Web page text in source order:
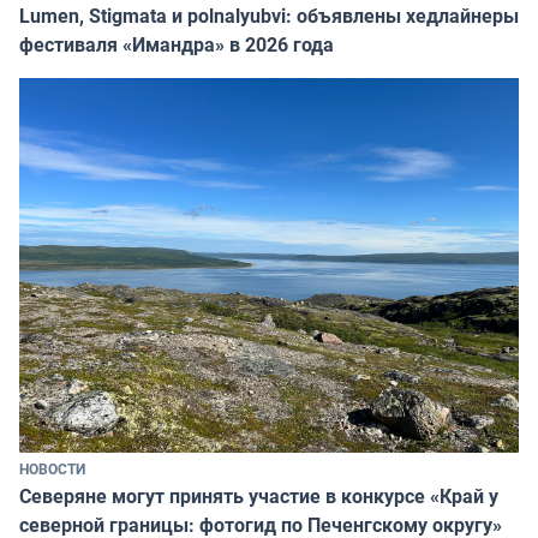
Lumen, Stigmata и polnalyubvi: объявлены хедлайнеры
фестиваля «Имандра» в 2026 года
НОВОСТИ
Северяне могут принять участие в конкурсе «Край у
северной границы: фотогид по Печенгскому округу»